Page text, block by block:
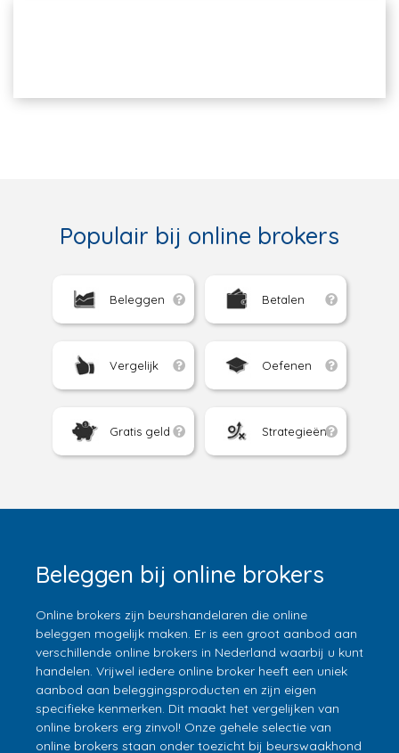
Populair bij online brokers
Beleggen Betalen
Vergelijk Oefenen
Gratis geld Strategieën
Beleggen bij online brokers
Online brokers zijn beurshandelaren die online
beleggen mogelijk maken. Er is een groot aanbod aan
verschillende online brokers in Nederland waarbij u kunt
handelen. Vrijwel iedere online broker heeft een uniek
aanbod aan beleggingsproducten en zijn eigen
specifieke kenmerken. Dit maakt het vergelijken van
online brokers erg zinvol! Onze gehele selectie van
online brokers staan onder toezicht bij beurswaakhond